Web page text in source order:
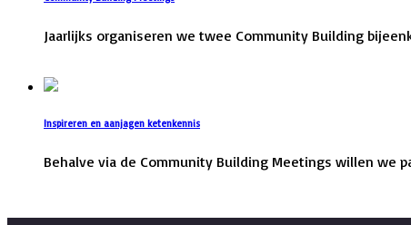
Jaarlijks organiseren we twee Community Building
Inspireren en aanjagen ketenkennis
Behalve via de Community Building Meetings willen we